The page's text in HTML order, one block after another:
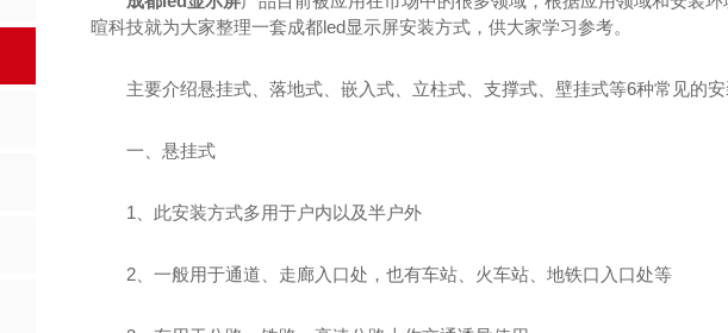
暄科技就为大家整理一套成都led显示屏安装方式，供大家学习参考。
主要介绍悬挂式、落地式、嵌入式、立柱式、支撑式、壁挂式等6种常见的
一、悬挂式
1、此安装方式多用于户内以及半户外
2、一般用于通道、走廊入口处，也有车站、火车站、地铁口入口处等